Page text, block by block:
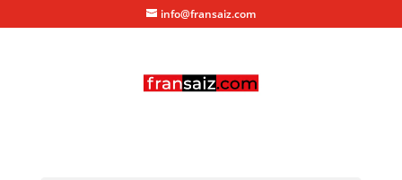
info@fransaiz.com